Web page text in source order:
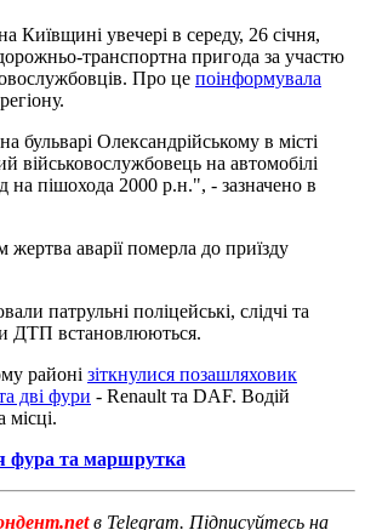
Київщині увечері в середу, 26 січня,
транспортна пригода за участю
Про це поінформувала
бульварі Олександрійському в місті
військовослужбовець на автомобілі
на пішохода 2000 р.н.", - зазначено в
аварії померла до приїзду
патрульні поліцейські, слідчі та
ДТП встановлюються.
районі зіткнулися позашляховик
дві фури - Renault та DAF. Водій
фура та маршрутка
в Telegram. Підписуйтесь на